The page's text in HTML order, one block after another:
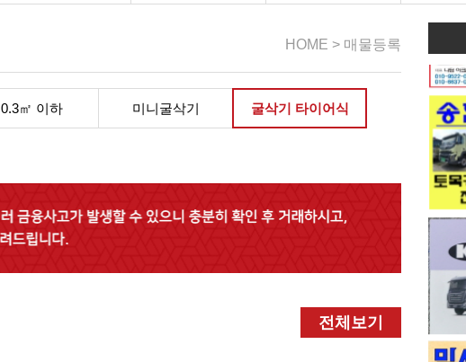
HOME > 매물등록
0.3㎡ 이하 미니굴삭기 굴삭기 타이어식
전체보기